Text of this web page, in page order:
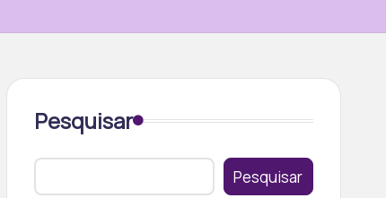
Pesquisar
Pesquisar